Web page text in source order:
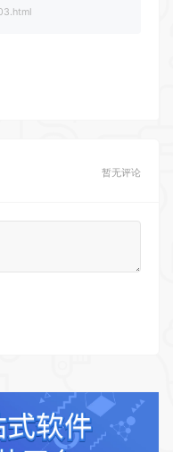
暂无评论